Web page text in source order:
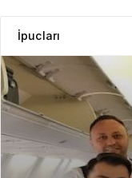
İpucları